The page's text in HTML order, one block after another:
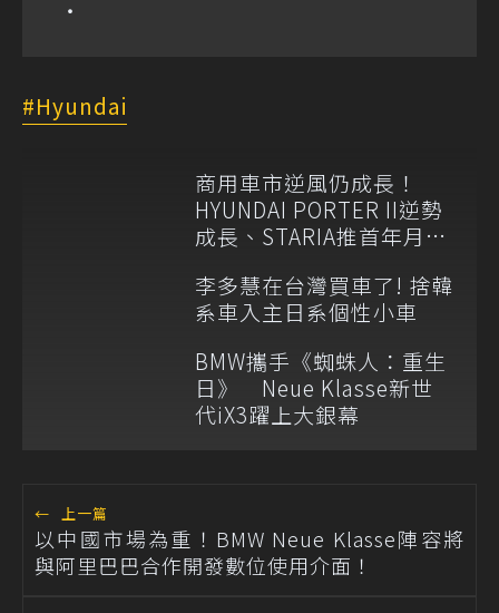
Hyundai
商用車市逆風仍成長！
HYUNDAI PORTER II逆勢
成長、STARIA推首年月付
李多慧在台灣買車了! 捨韓
系車入主日系個性小車
BMW攜手《蜘蛛人：重生
日》 Neue Klasse新世
代iX3躍上大銀幕
← 上一篇
以中國市場為重！BMW Neue Klasse陣容將
與阿里巴巴合作開發數位使用介面！